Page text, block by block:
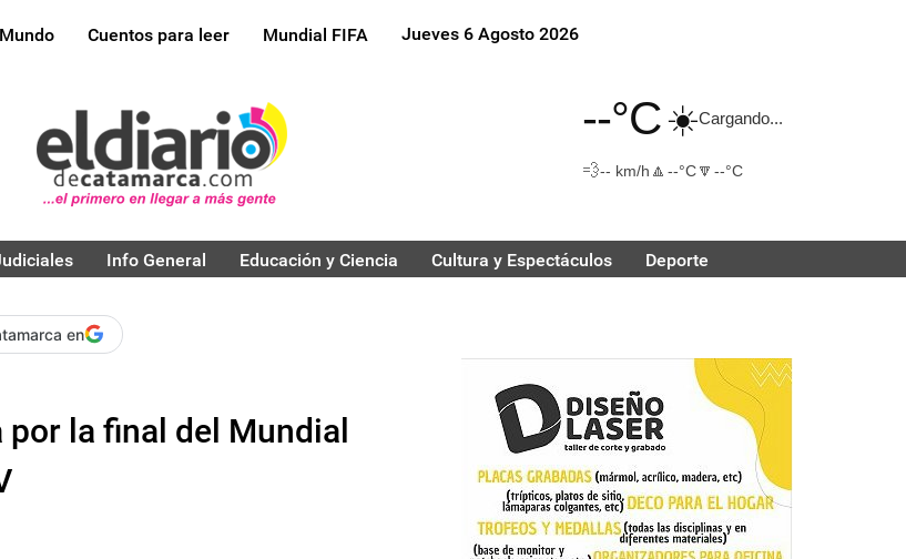
Mundo Cuentos para leer Mundial FIFA Jueves 6 Agosto 2026
--°C☀️Cargando...
💨-- km/h 🔼 --°C🔽 --°C
Info General Educación y Ciencia Cultura y Espectáculos Deporte
en
la final del Mundial